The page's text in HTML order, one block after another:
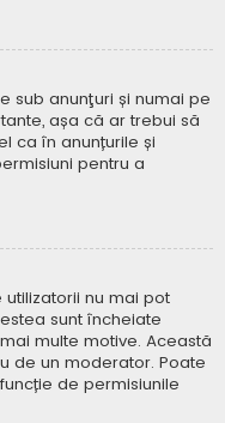
sub anunţuri și numai pe
așa că ar trebui să
ca în anunțurile și
pentru a
nu mai pot
sunt încheiate
multe motive. Această
de un moderator. Poate
de permisiunile